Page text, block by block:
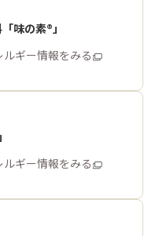
味の素®」
ギー情報をみる
ギー情報をみる